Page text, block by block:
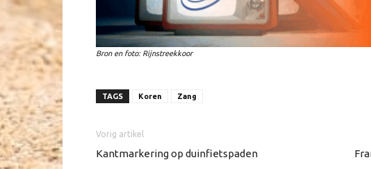
Bron en foto: Rijnstreekkoor
TAGS Koren Zang
Vorig artikel
Kantmarkering op duinfietspaden